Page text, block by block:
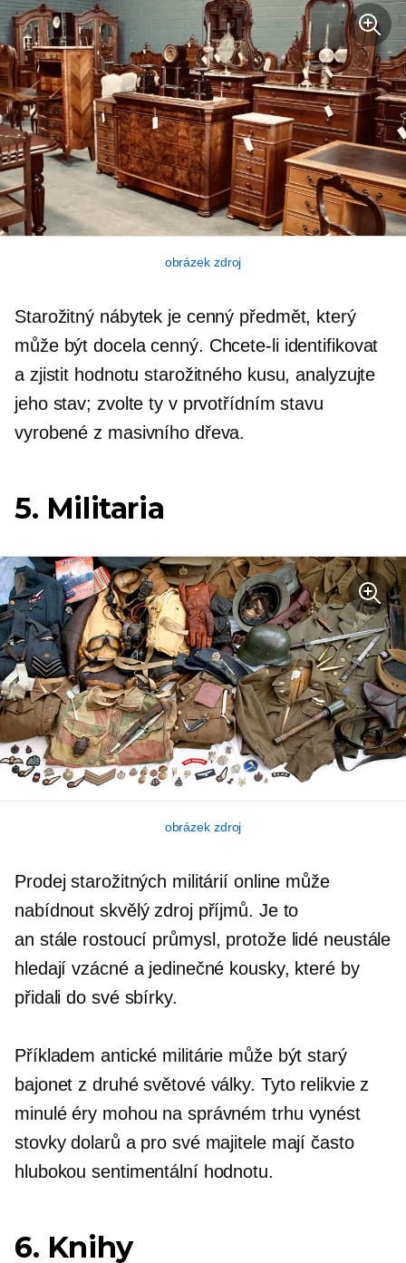
obrázek zdroj
Starožitný nábytek je cenný předmět, který
může být docela cenný. Chcete-li identifikovat
a zjistit hodnotu starožitného kusu, analyzujte
jeho stav; zvolte ty v prvotřídním stavu
vyrobené z masivního dřeva.
5. Militaria
obrázek zdroj
Prodej starožitných militárií online může
nabídnout skvělý zdroj příjmů. Je to
an stále rostoucí průmysl, protože lidé neustále
hledají vzácné a jedinečné kousky, které by
přidali do své sbírky.
Příkladem antické militárie může být starý
bajonet z druhé světové války. Tyto relikvie z
minulé éry mohou na správném trhu vynést
stovky dolarů a pro své majitele mají často
hlubokou sentimentální hodnotu.
6. Knihy